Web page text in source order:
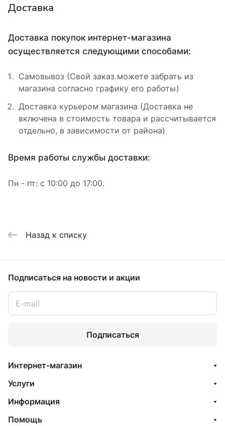
Доставка
Доставка покупок интернет-магазина
осуществляется следующими способами:
Самовывоз (Свой заказ можете забрать из
магазина согласно графику его работы)
Доставка курьером магазина (Доставка не
включена в стоимость товара и рассчитывается
отдельно, в зависимости от района)
Время работы службы доставки:
Пн - пт: с 10:00 до 17:00.
Назад к списку
Подписаться на новости и акции
Подписаться
Интернет-магазин
Услуги
Информация
Помощь